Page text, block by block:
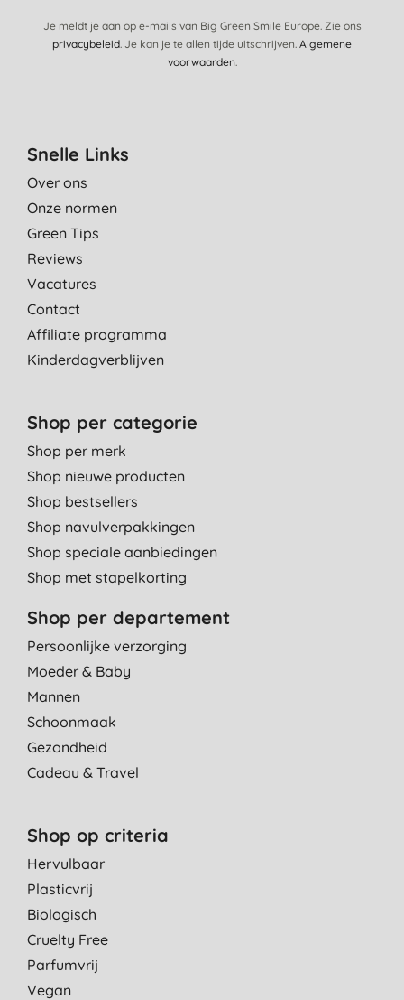
Je meldt je aan op e-mails van Big Green Smile Europe. Zie ons
privacybeleid. Je kan je te allen tijde uitschrijven. Algemene
voorwaarden.
Snelle Links
Over ons
Onze normen
Green Tips
Reviews
Vacatures
Contact
Affiliate programma
Kinderdagverblijven
Shop per categorie
Shop per merk
Shop nieuwe producten
Shop bestsellers
Shop navulverpakkingen
Shop speciale aanbiedingen
Shop met stapelkorting
Shop per departement
Persoonlijke verzorging
Moeder & Baby
Mannen
Schoonmaak
Gezondheid
Cadeau & Travel
Shop op criteria
Hervulbaar
Plasticvrij
Biologisch
Cruelty Free
Parfumvrij
Vegan